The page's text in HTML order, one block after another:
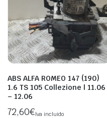
ABS ALFA ROMEO 147 (190)
1.6 TS 105 Collezione | 11.06
– 12.06
72,60€Iva incluido